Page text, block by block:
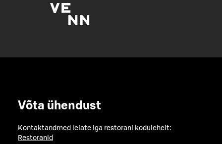
Võta ühendust
Kontaktandmed leiate iga restorani kodulehelt:
Restoranid